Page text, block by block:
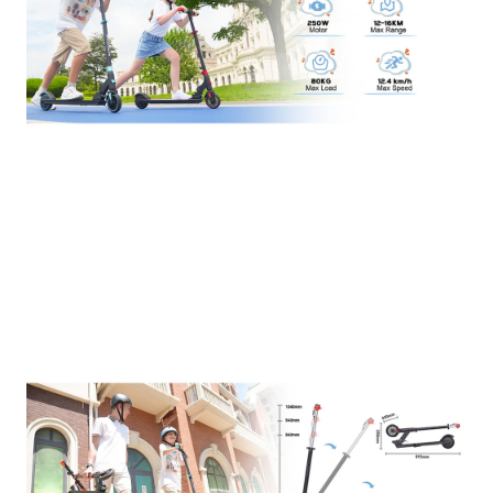
una maggiore visibilità, velocità massima limitata per
garantire la sicurezza dei bambini.
Resistenza:Realizzato con materiali di alta qualità per
resistere all'usura e agli urti.
Bambini dai 6 ai 16 anni:Perfetto per accompagnare i
bambini nella crescita e incoraggiarli a fare attività
fisica.
Uscite in famiglia:Un modo divertente per passare